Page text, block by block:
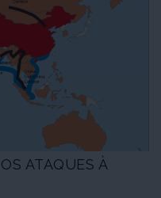
ATAQUES À